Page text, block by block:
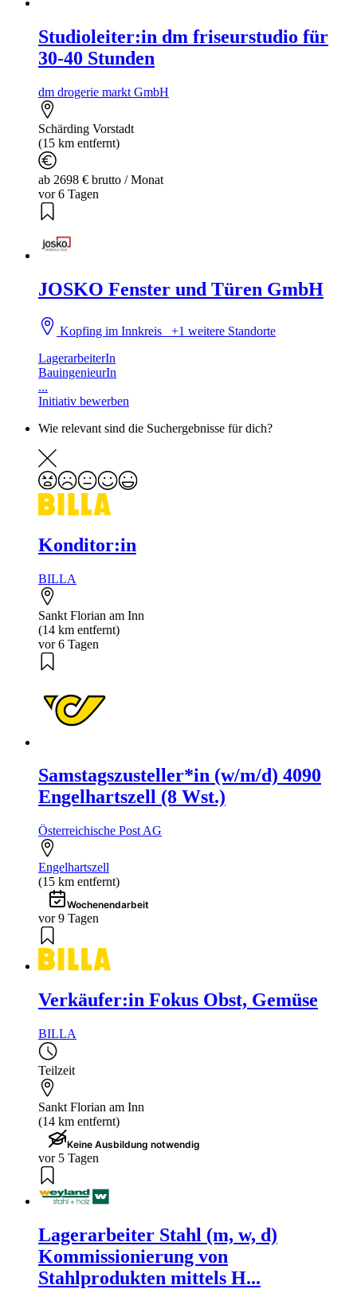
Studioleiter:in dm friseurstudio für
30-40 Stunden
dm drogerie markt GmbH
Schärding Vorstadt
(15 km entfernt)
ab 2698 € brutto / Monat
vor 6 Tagen
JOSKO Fenster und Türen GmbH
Kopfing im Innkreis+1 weitere Standorte
LagerarbeiterIn
BauingenieurIn
...
Initiativ bewerben
Wie relevant sind die Suchergebnisse für dich?
Konditor:in
BILLA
Sankt Florian am Inn
(14 km entfernt)
vor 6 Tagen
Samstagszusteller*in (w/m/d) 4090
Engelhartszell (8 Wst.)
Österreichische Post AG
Engelhartszell
(15 km entfernt)
Wochenendarbeit
vor 9 Tagen
Verkäufer:in Fokus Obst, Gemüse
BILLA
Teilzeit
Sankt Florian am Inn
(14 km entfernt)
Keine Ausbildung notwendig
vor 5 Tagen
Lagerarbeiter Stahl (m, w, d)
Kommissionierung von
Stahlprodukten mittels H...